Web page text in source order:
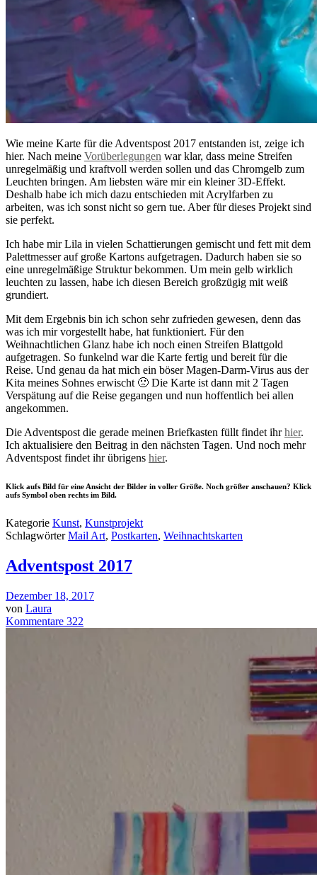
Wie meine Karte für die Adventspost 2017 entstanden ist, zeige ich
hier. Nach meine Vorüberlegungen war klar, dass meine Streifen
unregelmäßig und kraftvoll werden sollen und das Chromgelb zum
Leuchten bringen. Am liebsten wäre mir ein kleiner 3D-Effekt.
Deshalb habe ich mich dazu entschieden mit Acrylfarben zu
arbeiten, was ich sonst nicht so gern tue. Aber für dieses Projekt sind
sie perfekt.
Ich habe mir Lila in vielen Schattierungen gemischt und fett mit dem
Palettmesser auf große Kartons aufgetragen. Dadurch haben sie so
eine unregelmäßige Struktur bekommen. Um mein gelb wirklich
leuchten zu lassen, habe ich diesen Bereich großzügig mit weiß
grundiert.
Mit dem Ergebnis bin ich schon sehr zufrieden gewesen, denn das
was ich mir vorgestellt habe, hat funktioniert. Für den
Weihnachtlichen Glanz habe ich noch einen Streifen Blattgold
aufgetragen. So funkelnd war die Karte fertig und bereit für die
Reise. Und genau da hat mich ein böser Magen-Darm-Virus aus der
Kita meines Sohnes erwischt 🙁 Die Karte ist dann mit 2 Tagen
Verspätung auf die Reise gegangen und nun hoffentlich bei allen
angekommen.
Die Adventspost die gerade meinen Briefkasten füllt findet ihrhier.
Ich aktualisiere den Beitrag in den nächsten Tagen. Und noch mehr
Adventspost findet ihr übrigens hier.
Klick aufs Bild für eine Ansicht der Bilder in voller Größe. Noch größer anschauen? Klick
aufs Symbol oben rechts im Bild.
Kategorie Kunst, Kunstprojekt
SchlagwörterMail Art, Postkarten, Weihnachtskarten
Adventspost 2017
Dezember 18, 2017
von Laura
Kommentare 322